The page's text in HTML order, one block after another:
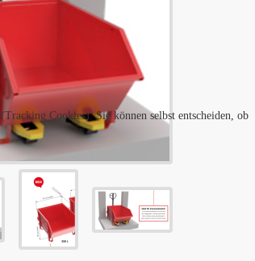
Cookies). Sie können selbst entscheiden, ob